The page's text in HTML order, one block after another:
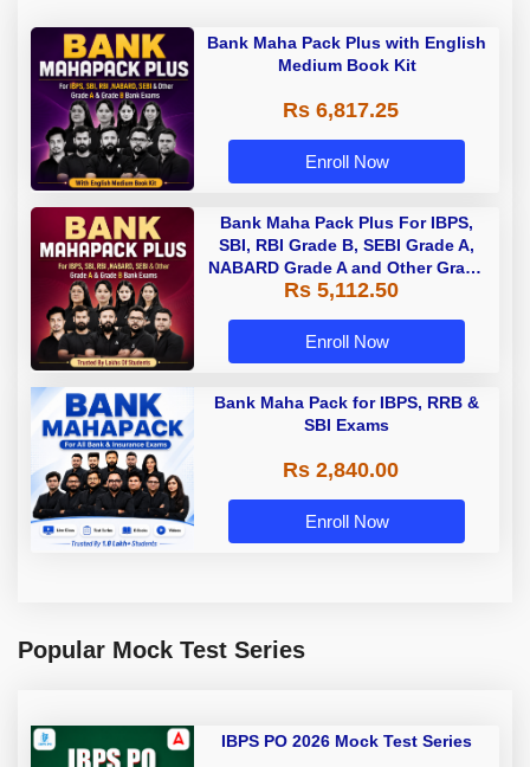
Bank Maha Pack Plus with English
Medium Book Kit
Rs 6,817.25
Enroll Now
Bank Maha Pack Plus For IBPS,
SBI, RBI Grade B, SEBI Grade A,
NABARD Grade A and Other Grade
A & Grade B Bank Exams
Rs 5,112.50
Enroll Now
Bank Maha Pack for IBPS, RRB &
SBI Exams
Rs 2,840.00
Enroll Now
Popular Mock Test Series
IBPS PO 2026 Mock Test Series